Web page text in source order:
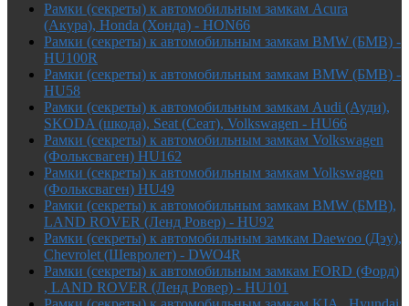
Рамки (секреты) к автомобильным замкам Acura
(Акура), Honda (Хонда) - HON66
Рамки (секреты) к автомобильным замкам BMW (БМВ) -
HU100R
Рамки (секреты) к автомобильным замкам BMW (БМВ) -
HU58
Рамки (секреты) к автомобильным замкам Audi (Ауди),
SKODA (шкода), Seat (Сеат), Volkswagen - HU66
Рамки (секреты) к автомобильным замкам Volkswagen
(Фольксваген) HU162
Рамки (секреты) к автомобильным замкам Volkswagen
(Фольксваген) HU49
Рамки (секреты) к автомобильным замкам BMW (БМВ),
LAND ROVER (Ленд Ровер) - HU92
Рамки (секреты) к автомобильным замкам Daewoo (Дэу),
Chevrolet (Шевролет) - DWO4R
Рамки (секреты) к автомобильным замкам FORD (Форд)
, LAND ROVER (Ленд Ровер) - HU101